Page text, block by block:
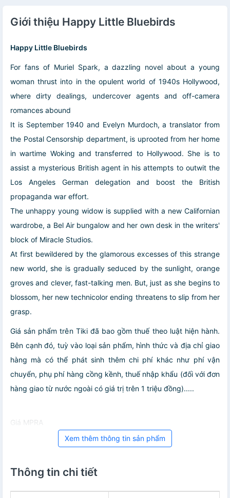
Giới thiệu Happy Little Bluebirds
Happy Little Bluebirds
For fans of Muriel Spark, a dazzling novel about a young
woman thrust into in the opulent world of 1940s Hollywood,
where dirty dealings, undercover agents and off-camera
romances abound
It is September 1940 and Evelyn Murdoch, a translator from
the Postal Censorship department, is uprooted from her home
in wartime Woking and transferred to Hollywood. She is to
assist a mysterious British agent in his attempts to outwit the
Los Angeles German delegation and boost the British
propaganda war effort.
The unhappy young widow is supplied with a new Californian
wardrobe, a Bel Air bungalow and her own desk in the writers'
block of Miracle Studios.
At first bewildered by the glamorous excesses of this strange
new world, she is gradually seduced by the sunlight, orange
groves and clever, fast-talking men. But, just as she begins to
blossom, her new technicolor ending threatens to slip from her
grasp.
Giá sản phẩm trên Tiki đã bao gồm thuế theo luật hiện hành.
Bên cạnh đó, tuỳ vào loại sản phẩm, hình thức và địa chỉ giao
hàng mà có thể phát sinh thêm chi phí khác như phí vận
chuyển, phụ phí hàng cồng kềnh, thuế nhập khẩu (đối với đơn
hàng giao từ nước ngoài có giá trị trên 1 triệu đồng).....
Giá MPRA
Xem thêm thông tin sản phẩm
Thông tin chi tiết